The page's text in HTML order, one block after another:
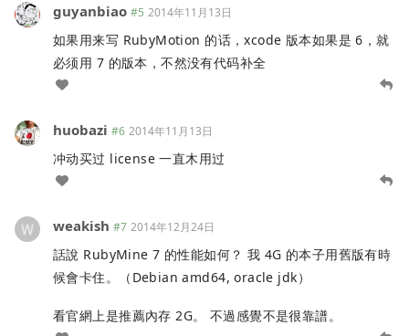
guyanbiao #5 2014年11月13日
如果用来写 RubyMotion 的话，xcode 版本如果是 6，就
必须用 7 的版本，不然没有代码补全
huobazi #6 2014年11月13日
冲动买过 license 一直木用过
weakish #7 2014年12月24日
話說 RubyMine 7 的性能如何？ 我 4G 的本子用舊版有時
候會卡住。（Debian amd64, oracle jdk）
看官網上是推薦內存 2G。 不過感覺不是很靠譜。